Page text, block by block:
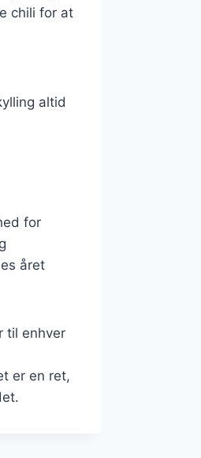
chili for at
altid
for
året
til enhver
er en ret,